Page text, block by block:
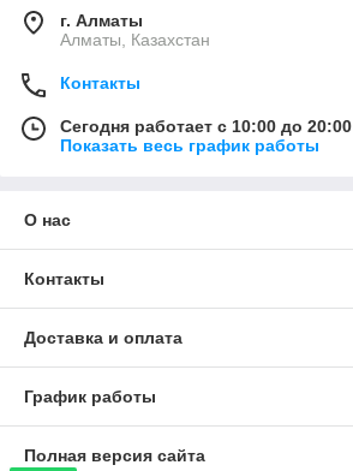
г. Алматы
Алматы, Казахстан
Контакты
Сегодня работает с 10:00 до 20:00
Показать весь график работы
О нас
Контакты
Доставка и оплата
График работы
Полная версия сайта